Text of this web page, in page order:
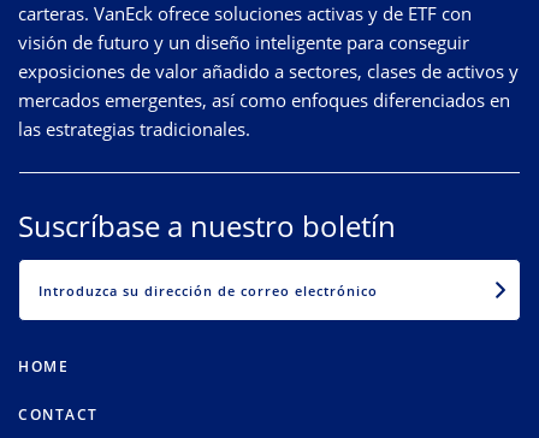
carteras. VanEck ofrece soluciones activas y de ETF con
visión de futuro y un diseño inteligente para conseguir
exposiciones de valor añadido a sectores, clases de activos y
mercados emergentes, así como enfoques diferenciados en
las estrategias tradicionales.
Suscríbase a nuestro boletín
HOME
CONTACT